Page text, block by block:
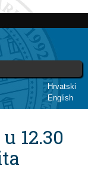
Hrvatski
English
12.30